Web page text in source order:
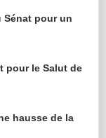
Sénat pour un
pour le Salut de
hausse de la